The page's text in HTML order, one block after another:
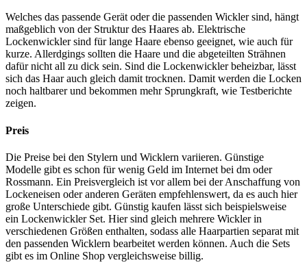
Welches das passende Gerät oder die passenden Wickler sind, hängt
maßgeblich von der Struktur des Haares ab. Elektrische
Lockenwickler sind für lange Haare ebenso geeignet, wie auch für
kurze. Allerdgings sollten die Haare und die abgeteilten Strähnen
dafür nicht all zu dick sein. Sind die Lockenwickler beheizbar, lässt
sich das Haar auch gleich damit trocknen. Damit werden die Locken
noch haltbarer und bekommen mehr Sprungkraft, wie Testberichte
zeigen.
Preis
Die Preise bei den Stylern und Wicklern variieren. Günstige
Modelle gibt es schon für wenig Geld im Internet bei dm oder
Rossmann. Ein Preisvergleich ist vor allem bei der Anschaffung von
Lockeneisen oder anderen Geräten empfehlenswert, da es auch hier
große Unterschiede gibt. Günstig kaufen lässt sich beispielsweise
ein Lockenwickler Set. Hier sind gleich mehrere Wickler in
verschiedenen Größen enthalten, sodass alle Haarpartien separat mit
den passenden Wicklern bearbeitet werden können. Auch die Sets
gibt es im Online Shop vergleichsweise billig.